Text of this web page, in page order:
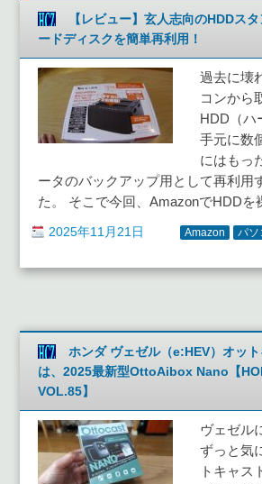
【レビュー】玄人志向のHDDス
ードディスクを簡単再利用！
過去に壊
コンから
HDD（ハ
手元に数
にはもっ
ータのバックアップ用として再利用
た。 そこで今回、AmazonでHDD
2025年11月21日 Amazon パソ
ホンダ ヴェゼル（e:HEV）オッ
は、2025最新型OttoAibox Nano【
VOL.85】
ヴェゼル
ずっと気
トキャス